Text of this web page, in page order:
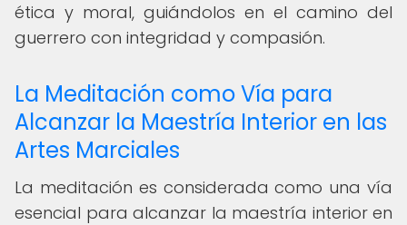
ética y moral, guiándolos en el camino del
guerrero con integridad y compasión.
La Meditación como Vía para
Alcanzar la Maestría Interior en las
Artes Marciales
La meditación es considerada como una vía
esencial para alcanzar la maestría interior en